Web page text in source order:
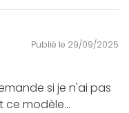
Publié le 29/09/2025
si je n'ai pas
modèle...